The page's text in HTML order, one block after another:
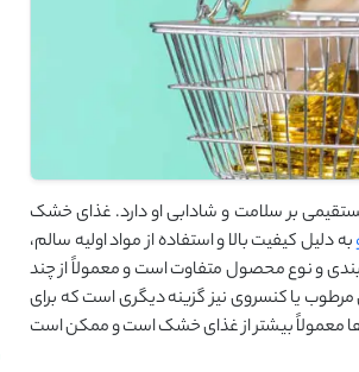
بر سلامت و شادابی او دارد. غذای خشک
به دلیل کیفیت بالا و استفاده از مواد اولیه سالم،
و نوع محصول متفاوت است و معمولاً از چند
یا کنسروی نیز گزینه دیگری است که برای
معمولاً بیشتر از غذای خشک است و ممکن است